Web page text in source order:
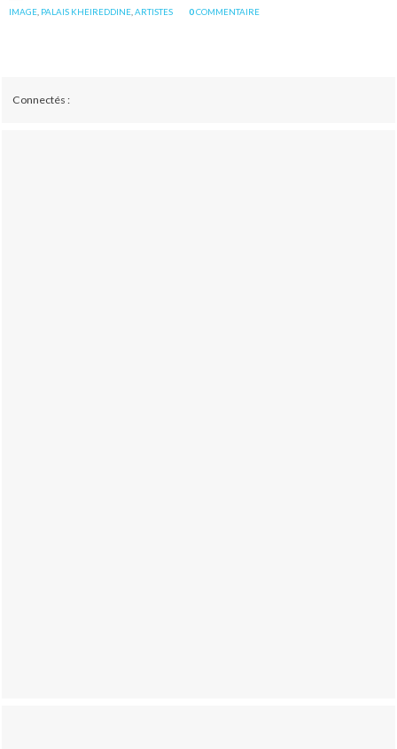
IMAGE PALAIS KHEIREDDINE ,ARTISTES 0COMMENTAIRE
Connectés :